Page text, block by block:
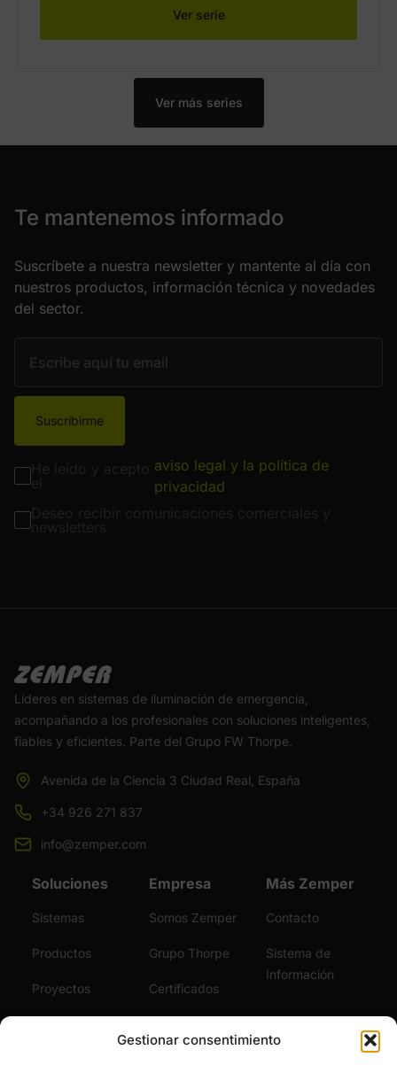
Gestionar consentimiento
Ver serie
Ver más series
Te mantenemos informado
Suscríbete a nuestra newsletter y mantente al día con
nuestros productos, información técnica y novedades
del sector.
Suscribirme
aviso legal y la política de
privacidad
Líderes en sistemas de iluminación de emergencia,
acompañando a los profesionales con soluciones inteligentes,
fiables y eficientes. Parte del Grupo FW Thorpe.
Avenida de la Ciencia 3 Ciudad Real, España
+34 926 271 837
info@zemper.com
Soluciones
Sistemas
Productos
Proyectos
Empresa
Somos Zemper
Grupo Thorpe
Certificados
Más Zemper
Contacto
Sistema de
Información